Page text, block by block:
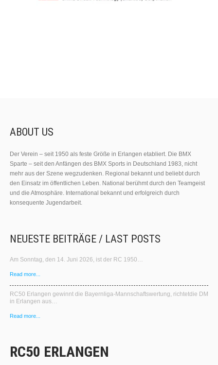
ABOUT US
Der Verein – seit 1950 als feste Größe in Erlangen etabliert. Die BMX
Sparte – seit den Anfängen des BMX Sports in Deutschland 1983, nicht
mehr aus der Szene wegzudenken. Regional bekannt und beliebt durch
den Einsatz im öffentlichen Leben. National berühmt durch den Teamgeist
und die Atmosphäre. International bekannt und erfolgreich durch
konsequente Jugendarbeit.
NEUESTE BEITRÄGE / LAST POSTS
Am Sonntag, den 14. Juni 2026, ist der RC 1950…
Read more...
RC50 Erlangen gewinnt die Bayernliga‑Mannschaftswertung, richtetdie DM
in Erlangen aus…
Read more...
RC50 ERLANGEN